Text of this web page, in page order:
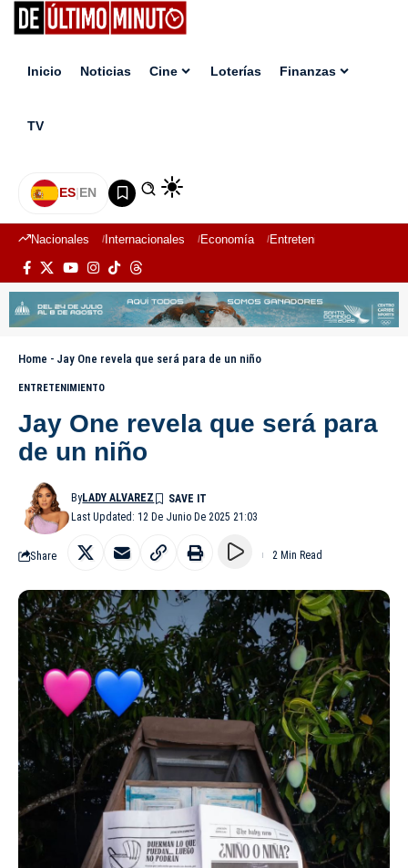
Inicio Noticias Cine Loterías Finanzas
TV
ES|EN
Nacionales Internacionales Economía Entretenimiento
Home - Jay One revela que será para de un niño
ENTRETENIMIENTO
Jay One revela que será para
de un niño
Last Updated: 12 De Junio De 2025 21:03
ByLADY ALVAREZ
Share 2 Min Read